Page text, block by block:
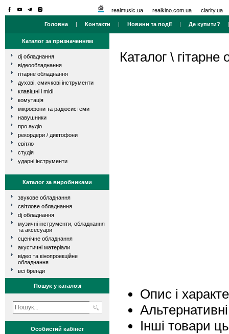
realmusic.ua realkino.com.ua clarity.ua
Головна | Контакти | Новини та події| Де купити?
Каталог за призначенням
dj обладнання
відеообладнання
гітарне обладнання
духові, смичкові інструменти
клавішні і midi
комутація
мікрофони та радіосистеми
навушники
про аудіо
рекордери / диктофони
світло
студія
ударні інструменти
Каталог за виробниками
звукове обладнання
світлове обладнання
dj обладнання
музичні інструменти, обладнання
та аксесуари
сценічне обладнання
акустичні матеріали
відео та кінопроекційне
обладнання
всі бренди
Пошук у каталозі
Особистий кабінет
Каталог \ гітарне
Опис і
Інші товари